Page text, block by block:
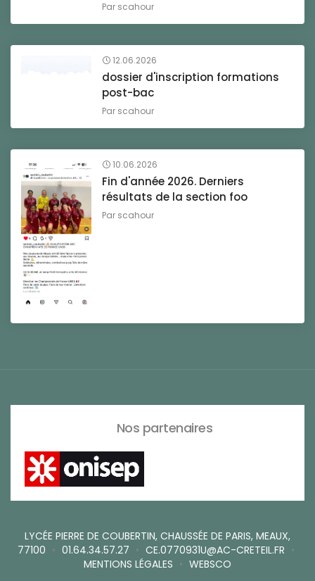
Par scahour
12.06.2026
dossier d'inscription formations
post-bac
Par scahour
10.06.2026
Fin d'année 2026. Derniers
résultats de la section foo
Par scahour
Nos partenaires
LYCÉE PIERRE DE COUBERTIN, CHAUSSÉE DE PARIS, MEAUX,
77100 • 01.64.34.57.27 • CE.0770931U@AC-CRETEIL.FR •
MENTIONS LÉGALES • WEBSCO